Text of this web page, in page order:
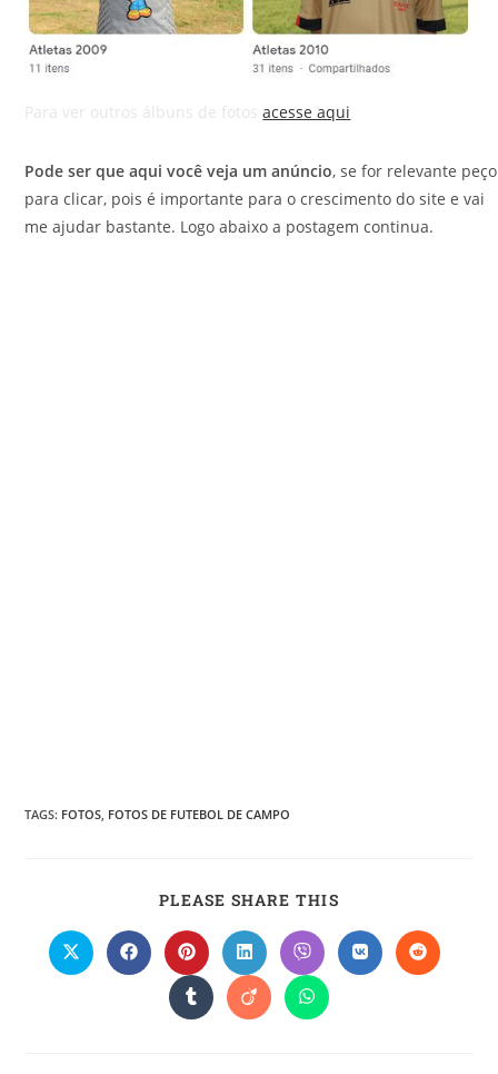
Para ver outros álbuns de fotosacesse aqui
Pode ser que aqui você veja um anúncio, se for relevante peço
para clicar, pois é importante para o crescimento do site e vai
me ajudar bastante. Logo abaixo a postagem continua.
TAGS: FOTOS FOTOS DE FUTEBOL DE CAMPO
PLEASE SHARE THIS